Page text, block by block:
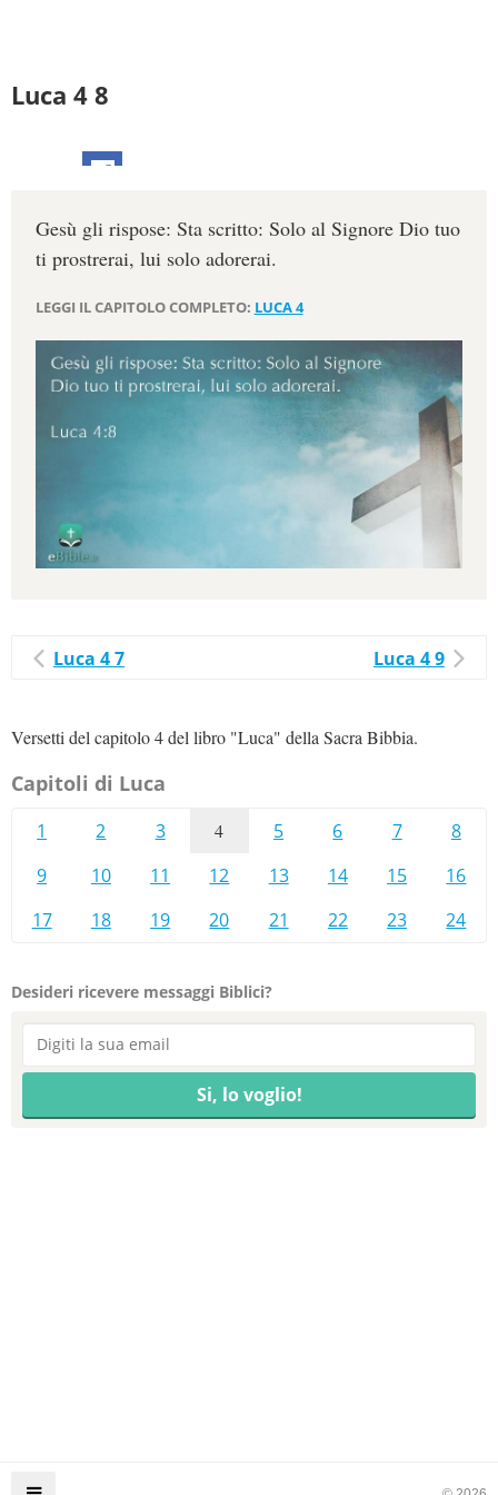
Luca 4 8
Gesù gli rispose: Sta scritto: Solo al Signore Dio tuo
ti prostrerai, lui solo adorerai.
LEGGI IL CAPITOLO COMPLETO: LUCA 4
Luca 4 7 Luca 4 9
Versetti del capitolo 4 del libro "Luca" della Sacra Bibbia.
Capitoli di Luca
1 2 3 4 5 6 7
8
9
10 11 12 13 14 15
16
17
18 19 20 21 22 23 24
Desideri ricevere messaggi Biblici?